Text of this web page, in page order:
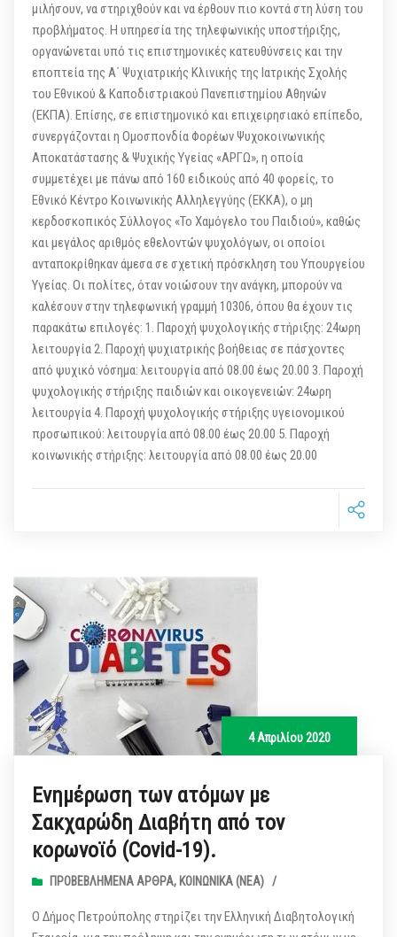
μιλήσουν, να στηριχθούν και να έρθουν πιο κοντά στη λύση του
προβλήματος. Η υπηρεσία της τηλεφωνικής υποστήριξης,
οργανώνεται υπό τις επιστημονικές κατευθύνσεις και την
εποπτεία της Α΄ Ψυχιατρικής Κλινικής της Ιατρικής Σχολής
του Εθνικού & Καποδιστριακού Πανεπιστημίου Αθηνών
(ΕΚΠΑ). Επίσης, σε επιστημονικό και επιχειρησιακό επίπεδο,
συνεργάζονται η Ομοσπονδία Φορέων Ψυχοκοινωνικής
Αποκατάστασης & Ψυχικής Υγείας «ΑΡΓΩ», η οποία
συμμετέχει με πάνω από 160 ειδικούς από 40 φορείς, το
Εθνικό Κέντρο Κοινωνικής Αλληλεγγύης (ΕΚΚΑ), ο μη
κερδοσκοπικός Σύλλογος «Το Χαμόγελο του Παιδιού», καθώς
και μεγάλος αριθμός εθελοντών ψυχολόγων, οι οποίοι
ανταποκρίθηκαν άμεσα σε σχετική πρόσκληση του Υπουργείου
Υγείας. Οι πολίτες, όταν νοιώσουν την ανάγκη, μπορούν να
καλέσουν στην τηλεφωνική γραμμή 10306, όπου θα έχουν τις
παρακάτω επιλογές: 1. Παροχή ψυχολογικής στήριξης: 24ωρη
λειτουργία 2. Παροχή ψυχιατρικής βοήθειας σε πάσχοντες
από ψυχικό νόσημα: λειτουργία από 08.00 έως 20.00 3. Παροχή
ψυχολογικής στήριξης παιδιών και οικογενειών: 24ωρη
λειτουργία 4. Παροχή ψυχολογικής στήριξης υγειονομικού
προσωπικού: λειτουργία από 08.00 έως 20.00 5. Παροχή
κοινωνικής στήριξης: λειτουργία από 08.00 έως 20.00
4 Απριλίου 2020
Ενημέρωση των ατόμων με
Σακχαρώδη Διαβήτη από τον
κορωνοϊό (Covid-19).
ΠΡΟΒΕΒΛΗΜΈΝΑ ΆΡΘΡΑ, ΚΟΙΝΩΝΙΚΆ (ΝΕΑ) /
Ο Δήμος Πετρούπολης στηρίζει την Ελληνική Διαβητολογική